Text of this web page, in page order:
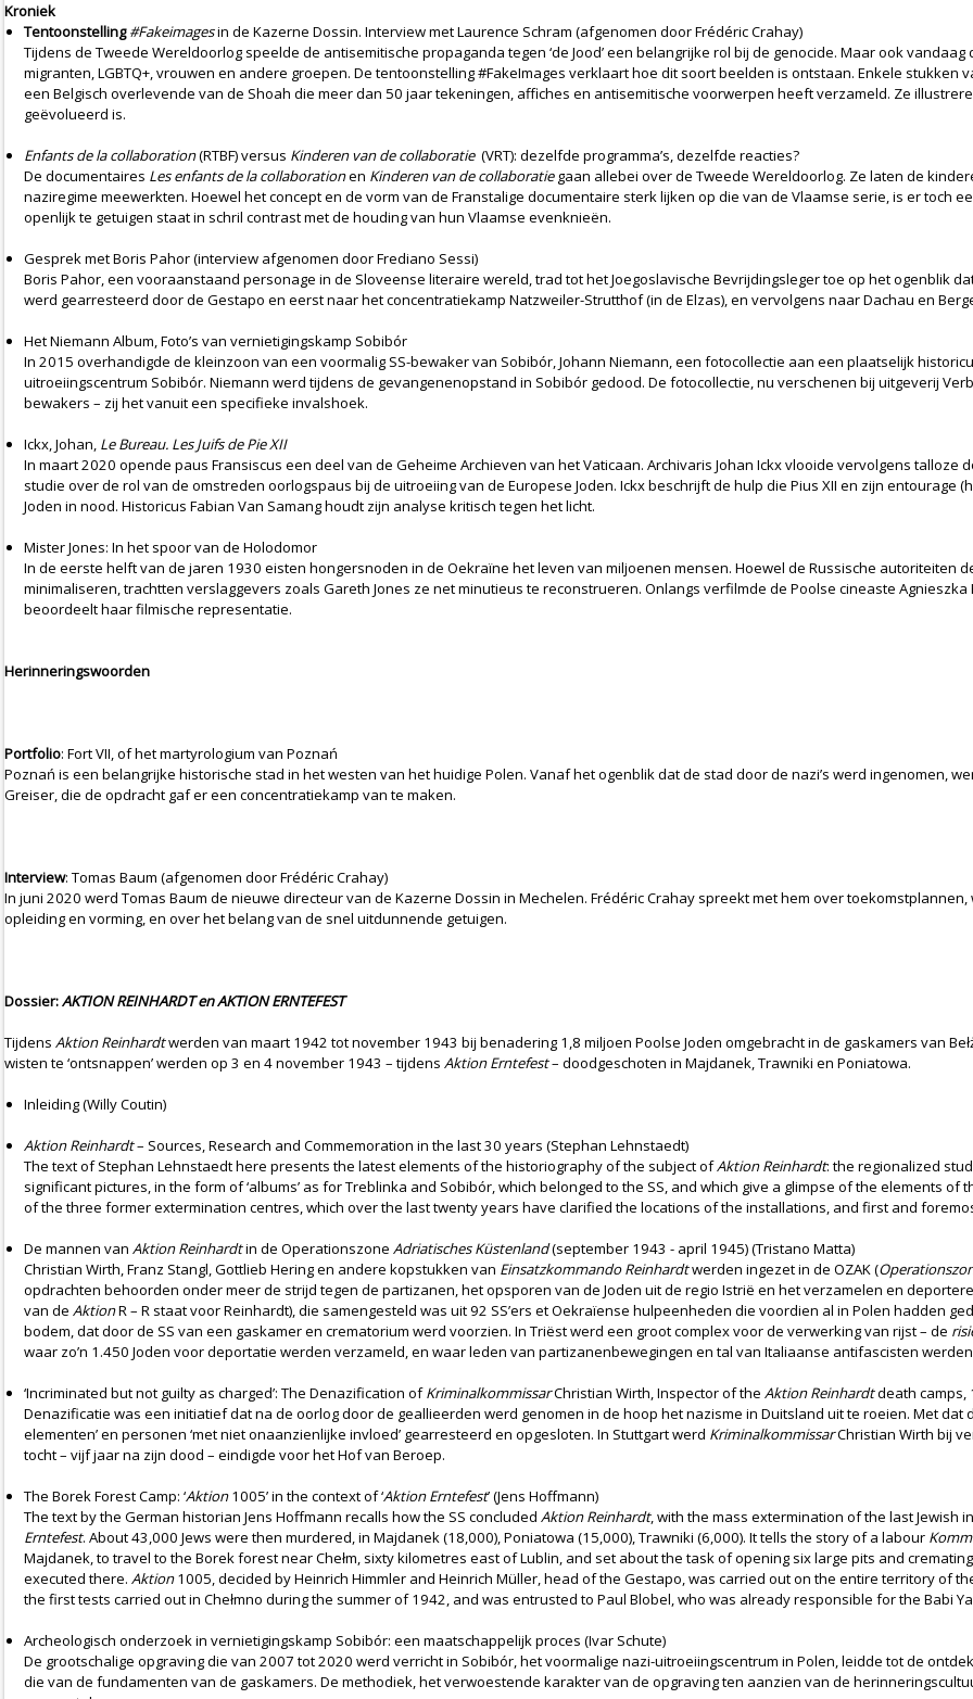
Kroniek
Tentoonstelling#Fakeimagesin de Kazerne Dossin. Interview met Laurence Schram (afgenomen door Frédéric Crahay)
Tijdens de Tweede Wereldoorlog speelde de antisemitische propaganda tegen ‘de Jood’ een belangrijke rol bij de genocide. Maar ook
migranten, LGBTQ+, vrouwen en andere groepen. De tentoonstelling #FakeImages verklaart hoe dit soort beelden is ontstaan. Enkele
een Belgisch overlevende van de Shoah die meer dan 50 jaar tekeningen, affiches en antisemitische voorwerpen heeft verzameld. Ze
geëvolueerd is.
Enfants de la collaboration(RTBF) versus Kinderen van de collaboratie (VRT): dezelfde programma’s, dezelfde reacties?
De documentaires Les enfants de la collaborationen Kinderen van de collaboratiegaan allebei over de Tweede Wereldoorlog. Ze laten de
naziregime meewerkten. Hoewel het concept en de vorm van de Franstalige documentaire sterk lijken op die van de Vlaamse serie, is er toch
openlijk te getuigen staat in schril contrast met de houding van hun Vlaamse evenknieën.
Gesprek met Boris Pahor (interview afgenomen door Frediano Sessi)
Boris Pahor, een vooraanstaand personage in de Sloveense literaire wereld, trad tot het Joegoslavische Bevrijdingsleger toe op het ogenblik
werd gearresteerd door de Gestapo en eerst naar het concentratiekamp Natzweiler-Strutthof (in de Elzas), en vervolgens naar Dachau en
Het Niemann Album, Foto’s van vernietigingskamp Sobibór
In 2015 overhandigde de kleinzoon van een voormalig SS-bewaker van Sobibór, Johann Niemann, een fotocollectie aan een plaatselijk
uitroeiingscentrum Sobibór. Niemann werd tijdens de gevangenenopstand in Sobibór gedood. De fotocollectie, nu verschenen bij uitgeverij
bewakers – zij het vanuit een specifieke invalshoek.
Ickx, Johan, Le Bureau. Les Juifs de Pie XII
In maart 2020 opende paus Fransiscus een deel van de Geheime Archieven van het Vaticaan. Archivaris Johan Ickx vlooide vervolgens
studie over de rol van de omstreden oorlogspaus bij de uitroeiing van de Europese Joden. Ickx beschrijft de hulp die Pius XII en zijn entourage
Joden in nood. Historicus Fabian Van Samang houdt zijn analyse kritisch tegen het licht.
Mister Jones: In het spoor van de Holodomor
In de eerste helft van de jaren 1930 eisten hongersnoden in de Oekraïne het leven van miljoenen mensen. Hoewel de Russische autoriteiten
minimaliseren, trachtten verslaggevers zoals Gareth Jones ze net minutieus te reconstrueren. Onlangs verfilmde de Poolse cineaste
beoordeelt haar filmische representatie.
Herinneringswoorden
Portfolio: Fort VII, of het martyrologium van Poznań
Poznań is een belangrijke historische stad in het westen van het huidige Polen. Vanaf het ogenblik dat de stad door de nazi’s werd ingenomen,
Greiser, die de opdracht gaf er een concentratiekamp van te maken.
Interview: Tomas Baum (afgenomen door Frédéric Crahay)
In juni 2020 werd Tomas Baum de nieuwe directeur van de Kazerne Dossin in Mechelen. Frédéric Crahay spreekt met hem over
opleiding en vorming, en over het belang van de snel uitdunnende getuigen.
Dossier:AKTION REINHARDT en AKTION ERNTEFEST
Tijdens Aktion Reinhardtwerden van maart 1942 tot november 1943 bij benadering 1,8 miljoen Poolse Joden omgebracht in de gaskamers van
wisten te ‘ontsnappen’ werden op 3 en 4 november 1943 – tijdens Aktion Erntefest– doodgeschoten in Majdanek, Trawniki en Poniatowa.
Inleiding (Willy Coutin)
Aktion Reinhardt– Sources, Research and Commemoration in the last 30 years (Stephan Lehnstaedt)
The text of Stephan Lehnstaedt here presents the latest elements of the historiography of the subject ofAktion Reinhardt: the regionalized
significant pictures, in the form of ‘albums’ as for Treblinka and Sobibór, which belonged to the SS, and which give a glimpse of the elements
of the three former extermination centres, which over the last twenty years have clarified the locations of the installations, and first and
De mannen van Aktion Reinhardtin de Operationszone Adriatisches Küstenland(september 1943 - april 1945) (Tristano Matta)
Christian Wirth, Franz Stangl, Gottlieb Hering en andere kopstukken van Einsatzkommando Reinhardtwerden ingezet in de OZAK (
opdrachten behoorden onder meer de strijd tegen de partizanen, het opsporen van de Joden uit de regio Istrië en het verzamelen en
van de AktionR – R staat voor Reinhardt), die samengesteld was uit 92 SS’ers et Oekraïense hulpeenheden die voordien al in Polen hadden
bodem, dat door de SS van een gaskamer en crematorium werd voorzien. In Triëst werd een groot complex voor de verwerking van rijst – de
waar zo’n 1.450 Joden voor deportatie werden verzameld, en waar leden van partizanenbewegingen en tal van Italiaanse antifascisten
‘Incriminated but not guilty as charged’: The Denazification ofKriminalkommissarChristian Wirth, Inspector of the Aktion Reinhardtdeath camps,
Denazificatie was een initiatief dat na de oorlog door de geallieerden werd genomen in de hoop het nazisme in Duitsland uit te roeien. Met dat
elementen’ en personen ‘met niet onaanzienlijke invloed’ gearresteerd en opgesloten. In Stuttgart werd KriminalkommissarChristian Wirth bij
tocht – vijf jaar na zijn dood – eindigde voor het Hof van Beroep.
The Borek Forest Camp: ‘Aktion1005’ in the context of ‘Aktion Erntefest’ (Jens Hoffmann)
The text by the German historian Jens Hoffmann recalls how the SS concluded Aktion Reinhardt, with the mass extermination of the last
Erntefest. About 43,000 Jews were then murdered, in Majdanek (18,000), Poniatowa (15,000), Trawniki (6,000). It tells the story of a labour
Majdanek, to travel to the Borek forest near Chełm, sixty kilometres east of Lublin, and set about the task of opening six large pits and
executed there. Aktion1005, decided by Heinrich Himmler and Heinrich Müller, head of the Gestapo, was carried out on the entire territory of
the first tests carried out in Chełmno during the summer of 1942, and was entrusted to Paul Blobel, who was already responsible for the Babi
Archeologisch onderzoek in vernietigingskamp Sobibór: een maatschappelijk proces (Ivar Schute)
De grootschalige opgraving die van 2007 tot 2020 werd verricht in Sobibór, het voormalige nazi-uitroeiingscentrum in Polen, leidde tot de
die van de fundamenten van de gaskamers. De methodiek, het verwoestende karakter van de opgraving ten aanzien van de